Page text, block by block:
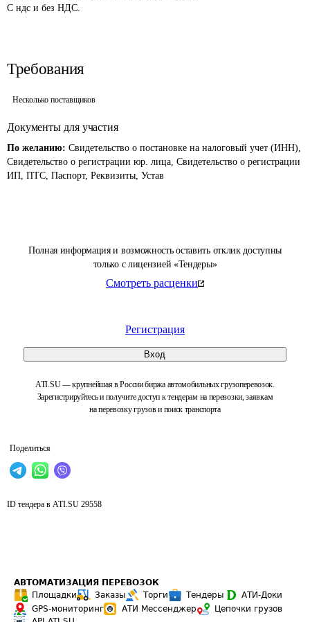
Полная информация и возможность оставить отклик доступны
только с лицензией «Тендеры»
Смотреть расценки
Регистрация
Вход
ATI.SU — крупнейшая в России биржа автомобильных грузоперевозок.
Зарегистрируйтесь и получите доступ к тендерам на перевозки, заявкам
на перевозку грузов и поиск транспорта
Поделиться
С ндс и без НДС.
Требования
Несколько поставщиков
Документы для участия
По желанию: Свидетельство о постановке на налоговый учет (ИНН),
Свидетельство о регистрации юр. лица, Свидетельство о регистрации
ИП, ПТС, Паспорт, Реквизиты, Устав
ID тендера в ATI.SU 29558
АВТОМАТИЗАЦИЯ ПЕРЕВОЗОК
Площадки
Заказы Торги Тендеры
АТИ-Доки
GPS-мониторинг
АТИ Мессенджер
Цепочки грузов